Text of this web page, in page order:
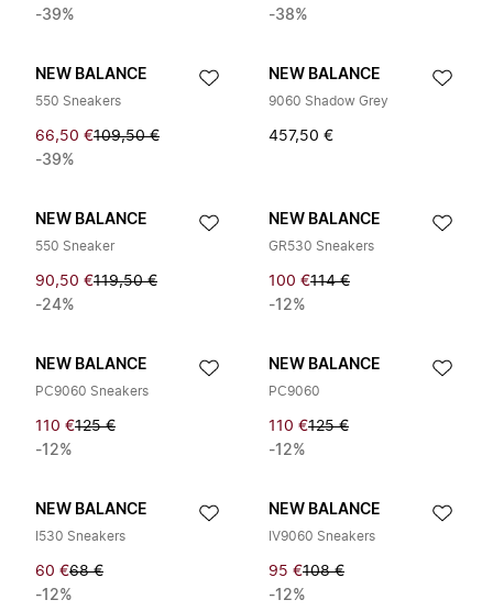
-39% -38%
NEW BALANCE
550 Sneakers
66,50 €109,50 €
-39%
NEW BALANCE
9060 Shadow Grey
457,50 €
NEW BALANCE
550 Sneaker
90,50 €119,50 €
-24%
NEW BALANCE
GR530 Sneakers
100 €114 €
-12%
NEW BALANCE
PC9060 Sneakers
110 €125 €
-12%
NEW BALANCE
PC9060
110 €125 €
-12%
NEW BALANCE
I530 Sneakers
60 €68 €
-12%
NEW BALANCE
IV9060 Sneakers
95 €108 €
-12%